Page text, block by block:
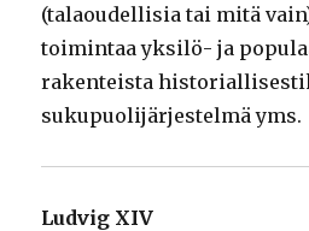
(talaoudellisia tai mitä
toimintaa yksilö- ja
rakenteista
sukupuolijärjestelmä yms.
Ludvig XIV